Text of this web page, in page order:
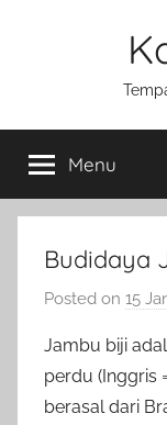
Menu
Budidaya
Posted on 15
Jambu biji
perdu (Inggris
berasal dari